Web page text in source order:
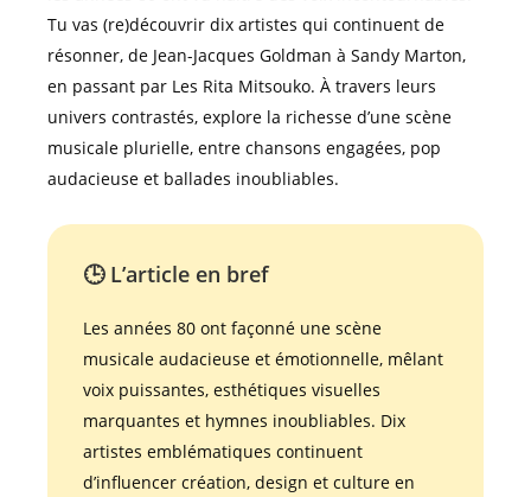
Tu vas (re)découvrir dix artistes qui continuent de
résonner, de Jean-Jacques Goldman à Sandy Marton,
en passant par Les Rita Mitsouko. À travers leurs
univers contrastés, explore la richesse d’une scène
musicale plurielle, entre chansons engagées, pop
audacieuse et ballades inoubliables.
🕒 L’article en bref
Les années 80 ont façonné une scène
musicale audacieuse et émotionnelle, mêlant
voix puissantes, esthétiques visuelles
marquantes et hymnes inoubliables. Dix
artistes emblématiques continuent
d’influencer création, design et culture en